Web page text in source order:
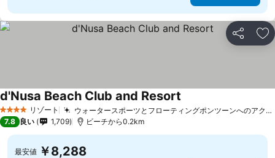
シェア お
4 ホテルのランク
リゾート ウォータースポーツとフローティングポンツーンへのアクセス
d'Nusa Beach Club and Resort
7.8 良い 1,709 ビーチから0.2km
最安値 ￥8,288